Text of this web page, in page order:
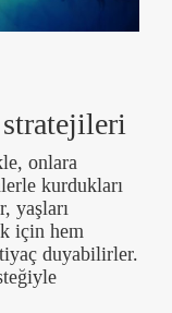
stratejileri
onlara
kurdukları
yaşları
için hem
duyabilirler.